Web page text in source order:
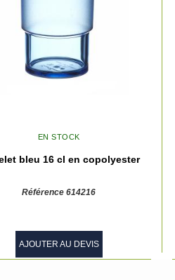
EN STOCK
bleu 16 cl en copolyester
Référence 614216
AJOUTER AU DEVIS